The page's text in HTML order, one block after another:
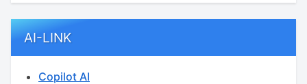
AI-LINK
Copilot AI